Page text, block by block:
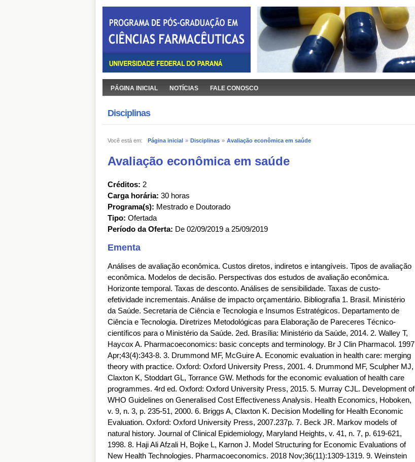
PÁGINA INICIAL NOTÍCIAS FALE CONOSCO
Disciplinas
Você está em: Página inicial » Disciplinas » Avaliação econômica em saúde
Avaliação econômica em saúde
Créditos: 2
Carga horária: 30 horas
Programa(s): Mestrado e Doutorado
Tipo: Ofertada
Período da Oferta: De 02/09/2019 a 25/09/2019
Ementa
Análises de avaliação econômica. Custos diretos, indiretos e intangíveis. Tipos de avaliação
econômica. Modelos de decisão. Perspectivas dos estudos de avaliação econômica.
Horizonte temporal. Taxas de desconto. Análises de sensibilidade. Taxas de custo-
efetividade incrementais. Análise de impacto orçamentário. Bibliografia 1. Brasil. Ministério
da Saúde. Secretaria de Ciência e Tecnologia e Insumos Estratégicos. Departamento de
Ciência e Tecnologia. Diretrizes Metodológicas para Elaboração de Pareceres Técnico-
científicos para o Ministério da Saúde. 2ed. Brasília: Ministério da Saúde, 2014. 2. Walley T,
Haycox A. Pharmacoeconomics: basic concepts and terminology. Br J Clin Pharmacol. 1997
Apr;43(4):343-8. 3. Drummond MF, McGuire A. Economic evaluation in health care: merging
theory with practice. Oxford: Oxford University Press, 2001. 4. Drummond MF, Sculpher MJ,
Claxton K, Stoddart GL, Torrance GW. Methods for the economic evaluation of health care
programmes. 4rd ed. Oxford: Oxford University Press, 2015. 5. Murray CJL. Development of
WHO Guidelines on Generalised Cost Effectiveness Analysis. Health Economics, Hoboken,
v. 9, n. 3, p. 235-51, 2000. 6. Briggs A, Claxton K. Decision Modelling for Health Economic
Evaluation. Oxford: Oxford University Press, 2007.237p. 7. Beck JR. Markov models of
natural history. Journal of Clinical Epidemiology, Maryland Heights, v. 41, n. 7, p. 619-621,
1998. 8. Haji Ali Afzali H, Bojke L, Karnon J. Model Structuring for Economic Evaluations of
New Health Technologies. Pharmacoeconomics. 2018 Nov;36(11):1309-1319. 9. Weinstein